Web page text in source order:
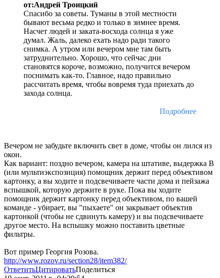
от:Андрей Троицкий
Спасибо за советы. Туманы в этой местности
бывают весьма редко и только в зимнее время.
Насчет людей и заката-восхода солнца я уже
думал. Жаль, далеко ехать надо ради такого
снимка. А утром или вечером мне там быть
затруднительно. Хорошо, что сейчас дни
становятся короче, возможно, получится вечером
поснимать как-то. Главное, надо правильно
рассчитать время, чтобы вовремя туда приехать до
захода солнца.
Подробнее
Вечером не забудьте включить свет в доме, чтобы он лился из
окон.
Как вариант: поздно вечером, камера на штативе, выдержка В
(или мультиэкспозиция) помощник держит перед объективом
картонку, а вы ходите и подсвечиваете части дома и пейзажа
вспышкой, которую держите в руке. Пока вы ходите
помощник держит картонку перед объективом, по вашей
команде - убирает, вы "пыхаете" он закрывает объектив
картонкой (чтобы не сдвинуть камеру) и вы подсвечиваете
другое место. На вспышку можно поставить цветные
фильтры.
Вот пример Георгия Розова.
http://www.rozov.ru/section28/item382/
ОтветитьЦитироватьПоделиться